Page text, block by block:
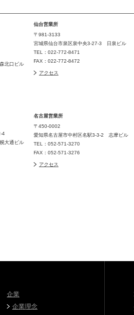
北口ビル
4
大通ビル
仙台営業所
〒981-3133
宮城県仙台市泉区泉中央3-27-3 日泉ビル
TEL：022-772-8471
FAX：022-772-8472
アクセス
名古屋営業所
〒450-0002
愛知県名古屋市中村区名駅3-3-2 志摩ビル
TEL：052-571-3270
FAX：052-571-3276
アクセス
企業
企業理念